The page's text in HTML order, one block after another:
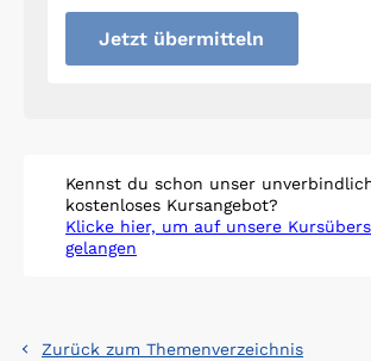
Jetzt übermitteln
Kennst du schon unser
kostenloses Kursangebot?
Klicke hier, um auf unsere
gelangen
Zurück zum Themenverzeichnis